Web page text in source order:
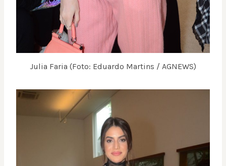
Julia Faria (Foto: Eduardo Martins / AGNEWS)